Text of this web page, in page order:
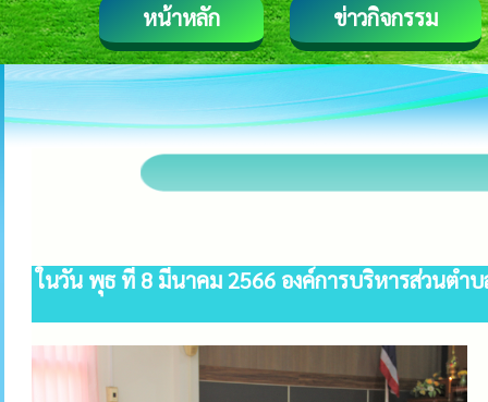
หน้าหลัก ข่าวกิจกรรม
ในวัน พุธ ที่ 8 มีนาคม 2566 องค์การบริหารส่วนตำ